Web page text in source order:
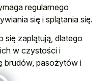
regularnego
się i splątania się.
się zaplątują, dlatego
w czystości i
brudów, pasożytów i